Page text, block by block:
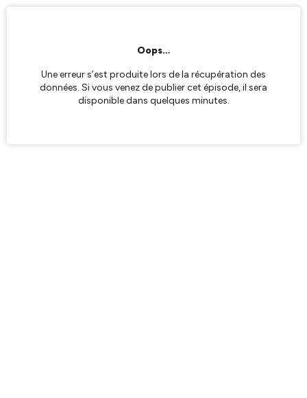
Oops…
Une erreur s’est produite lors de la récupération des
données. Si vous venez de publier cet épisode, il sera
disponible dans quelques minutes.